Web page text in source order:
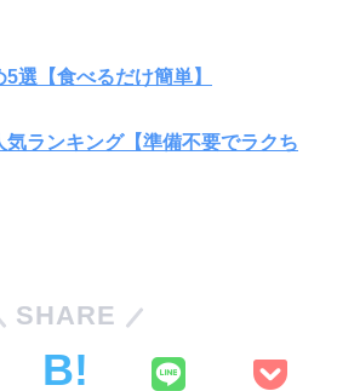
選【食べるだけ簡単】
ランキング【準備不要でラクち
SHARE